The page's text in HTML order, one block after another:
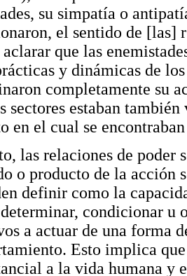
su simpatía o
el sentido de [las]
que las
y dinámicas de
completamente su
sectores estaban
en el cual se
las relaciones de poder
o producto de la acción
definir como la
condicionar u
a actuar de una forma
Esto implica
a la vida humana y